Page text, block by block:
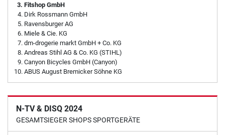
Fitshop GmbH
Dirk Rossmann GmbH
Ravensburger AG
Miele & Cie. KG
dm-drogerie markt GmbH + Co. KG
Andreas Stihl AG & Co. KG (STIHL)
Canyon Bicycles GmbH (Canyon)
ABUS August Bremicker Söhne KG
N-TV & DISQ 2024
GESAMTSIEGER SHOPS SPORTGERÄTE